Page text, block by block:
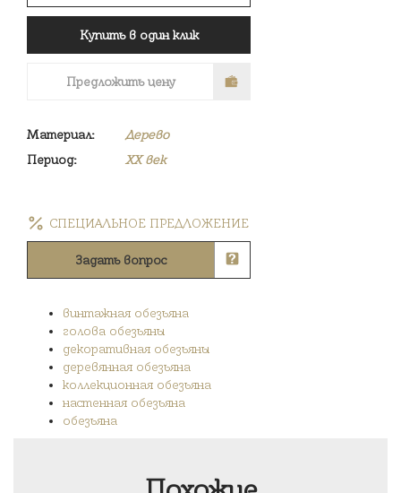
Купить в один клик
Предложить цену
Материал:
Дерево
Период:
XX век
СПЕЦИАЛЬНОЕ ПРЕДЛОЖЕНИЕ
Задать вопрос
винтажная обезьяна
голова обезьяны
декоративная обезьяны
деревянная обезьяна
коллекционная обезьяна
настенная обезьяна
обезьяна